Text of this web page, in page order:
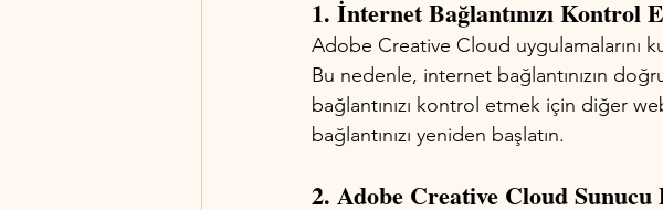
1. İnternet Bağlantınızı Kontrol
Adobe Creative Cloud uygulamalarını
Bu nedenle, internet bağlantınızın
bağlantınızı kontrol etmek için diğer
bağlantınızı yeniden başlatın.
2. Adobe Creative Cloud